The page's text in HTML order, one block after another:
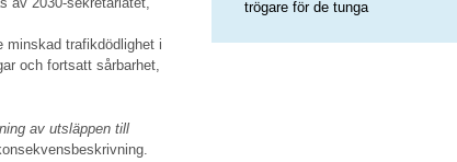
minskad trafikdödlighet i
och fortsatt sårbarhet,
av utsläppen till
trögare för de tunga